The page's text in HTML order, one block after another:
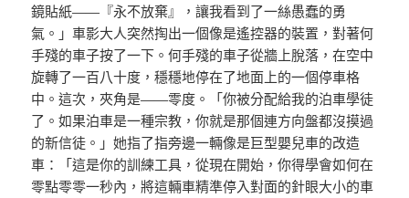
鏡貼紙——『永不放棄』，讓我看到了一絲愚蠢的勇
氣。」車影大人突然掏出一個像是遙控器的裝置，對著何
手殘的車子按了一下。何手殘的車子從牆上脫落，在空中
旋轉了一百八十度，穩穩地停在了地面上的一個停車格
中。這次，夾角是——零度。「你被分配給我的泊車學徒
了。如果泊車是一種宗教，你就是那個連方向盤都沒摸過
的新信徒。」她指了指旁邊一輛像是巨型嬰兒車的改造
車：「這是你的訓練工具，從現在開始，你得學會如何在
零點零零一秒內，將這輛車精準停入對面的針眼大小的車